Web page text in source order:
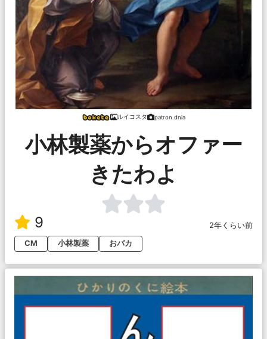
ルイコスタ patron.dnia
小林製薬からオファー
きたわよ
9
2年くらい前
CM
小林製薬 おバカ